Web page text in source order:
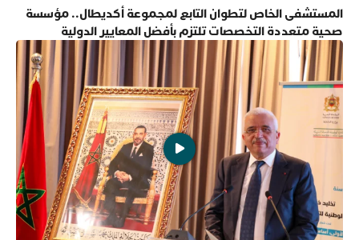
المستشفى الخاص لتطوان التابع لمجموعة أكديطال.. مؤسسة
صحية متعددة التخصصات تلتزم بأفضل المعايير الدولية